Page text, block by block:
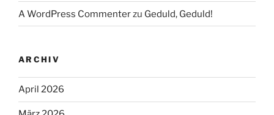
A WordPress Commenterzu Geduld, Geduld!
ARCHIV
April 2026